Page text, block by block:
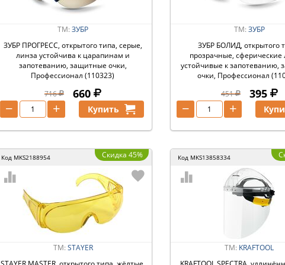
ТМ:ЗУБР
ЗУБР ПРОГРЕСС, открытого типа, серые,
линза устойчива к царапинам и
запотеванию, защитные очки,
Профессионал (110323)
716
660
+
− Купить
ТМ: ЗУБР
ЗУБР БОЛИД, открытого
прозрачные,
устойчивые к запотеванию,
очки, Профессионал
451
395
+
−
Код MKS2188954 Скидка 45%
ТМ: STAYER
Код MKS13858334
ТМ: KRAFTOOL